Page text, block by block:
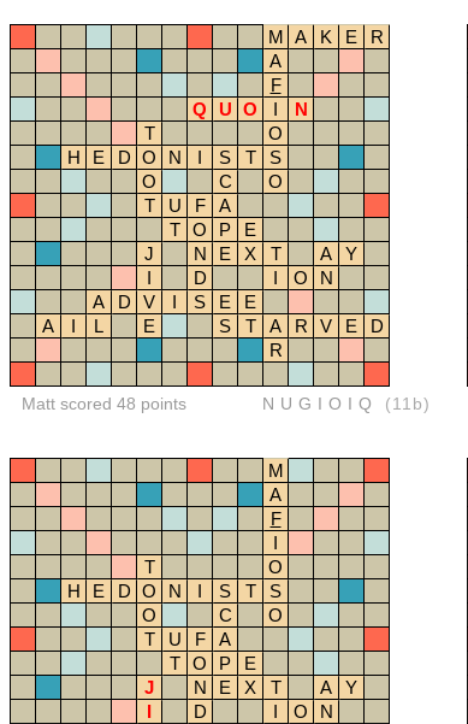
M A K E
R
A
F
Q
U O I
N
T
O
H
E D O N I S T
S
O
C
O
T
U F
A
T
O P
E
J
N E X T A
Y
I
D I O
N
A
D V I S E
E
A
I L E S T A R V E
D
R
Matt scored 48 points NUGIOIQ (11b)
M
A
F
I
T
O
H
E D O N I S T
S
O
C
O
T
U F
A
T
O P
E
J
N E X T A
Y
I
D I O
N